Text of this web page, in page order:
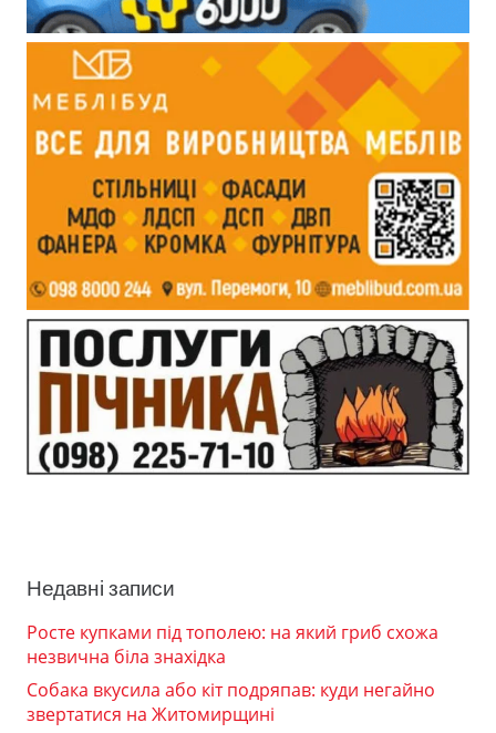
Недавні записи
Росте купками під тополею: на який гриб схожа
незвична біла знахідка
Собака вкусила або кіт подряпав: куди негайно
звертатися на Житомирщині